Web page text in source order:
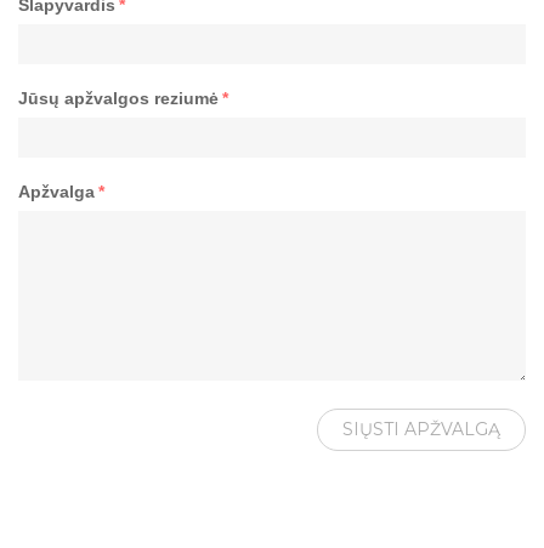
*
Slapyvardis
*
Jūsų apžvalgos reziumė
*
Apžvalga
SIŲSTI APŽVALGĄ